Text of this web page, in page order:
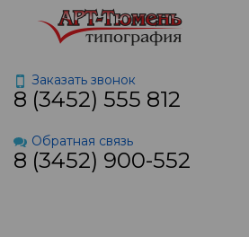
Заказать звонок
8 (3452) 555 812
Обратная связь
8 (3452) 900-552